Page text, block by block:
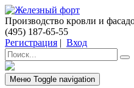
Производство кровли и
(495) 187-65-55
Регистрация | Вход
Меню Toggle navigation